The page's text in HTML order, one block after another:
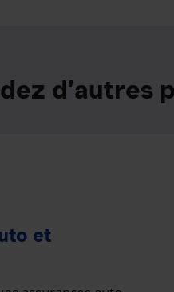
d’autres
et